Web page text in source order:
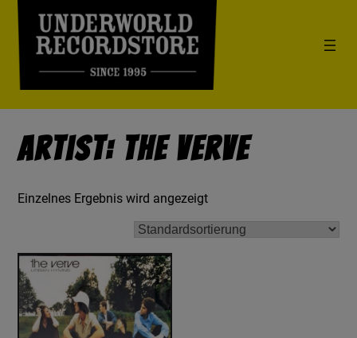
Artist: The Verve
Einzelnes Ergebnis wird angezeigt